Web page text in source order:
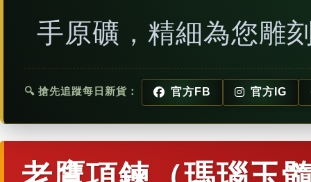
手原礦，精細為您雕
🔍 搶先追蹤每日新貨： 官方FB 官方IG